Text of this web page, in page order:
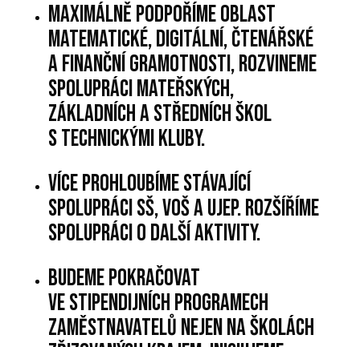
Maximálně podpoříme oblast
matematické, digitální, čtenářské
a finanční gramotnosti, rozvineme
spolupráci mateřských,
základních a středních škol
s Technickými kluby.
Více prohloubíme stávající
spolupráci SŠ, VOŠ a UJEP. Rozšíříme
spolupráci o další aktivity.
Budeme pokračovat
ve stipendijních programech
zaměstnavatelů nejen na školách